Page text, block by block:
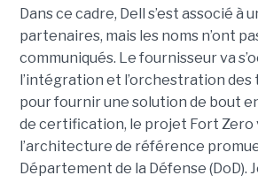
Dans ce cadre, Dell s’est associé à
partenaires, mais les noms n’ont
communiqués. Le fournisseur va
l’intégration et l’orchestration
pour fournir une solution de bout
de certification, le projet Fort Zero
l’architecture de référence
Département de la Défense (DoD).